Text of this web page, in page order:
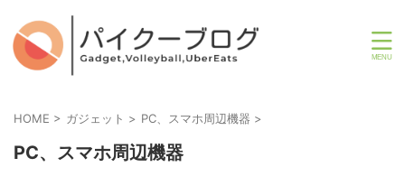
HOME > ガジェット > PC、スマホ周辺機器 >
PC、スマホ周辺機器